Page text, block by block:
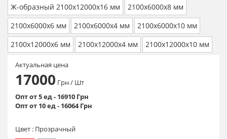
Ж-образный 2100х12000х16 мм
2100х6000х8 мм
2100х6000х6 мм
2100х6000х4 мм
2100х6000х10 мм
2100х12000х6 мм
2100х12000х4 мм 2100х12000х10 мм
Актуальная цена
17000 Грн/ Шт
Опт от 5 ед - 16910 Грн
Опт от 10 ед - 16064 Грн
Цвет : Прозрачный